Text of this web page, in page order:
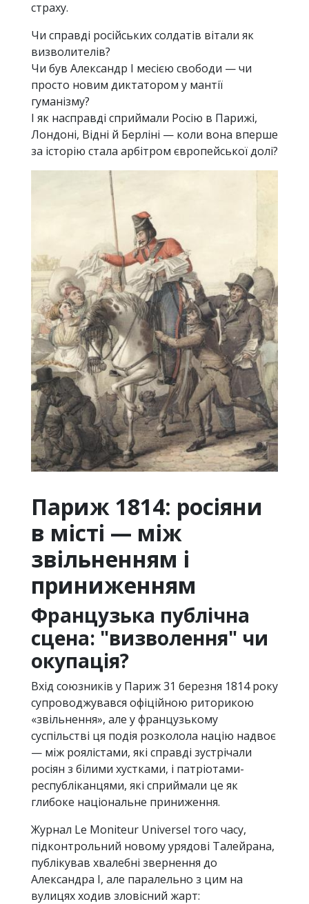
страху.
Чи справді російських солдатів вітали як
визволителів?
Чи був Александр I месією свободи — чи
просто новим диктатором у мантії
гуманізму?
І як насправді сприймали Росію в Парижі,
Лондоні, Відні й Берліні — коли вона вперше
за історію стала арбітром європейської долі?
Париж 1814: росіяни
в місті — між
звільненням і
приниженням
Французька публічна
сцена: "визволення" чи
окупація?
Вхід союзників у Париж 31 березня 1814 року
супроводжувався офіційною риторикою
«звільнення», але у французькому
суспільстві ця подія розколола націю надвоє
— між роялістами, які справді зустрічали
росіян з білими хустками, і патріотами-
республіканцями, які сприймали це як
глибоке національне приниження.
Журнал Le Moniteur Universel того часу,
підконтрольний новому урядові Талейрана,
публікував хвалебні звернення до
Александра I, але паралельно з цим на
вулицях ходив зловісний жарт: